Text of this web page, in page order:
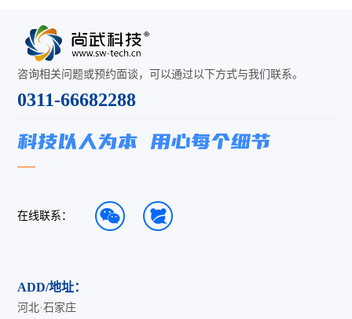
咨询相关问题或预约面谈，可以通过以下方式与我们联系。
0311-66682288
在线联系：
ADD/地址：
河北·石家庄